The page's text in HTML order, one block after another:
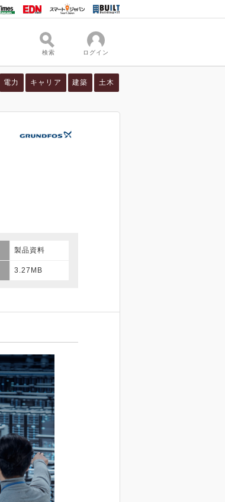
検索 ログイン
電力 キャリア 建築 土木
製品資料
3.27MB